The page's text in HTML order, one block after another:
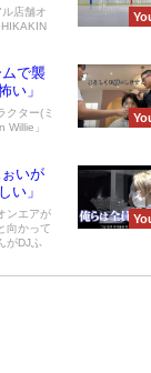
店舗オ
で襲
い」
クター(ミ
Willie」
いが
い」
ンエアが
向かって
がDJふ